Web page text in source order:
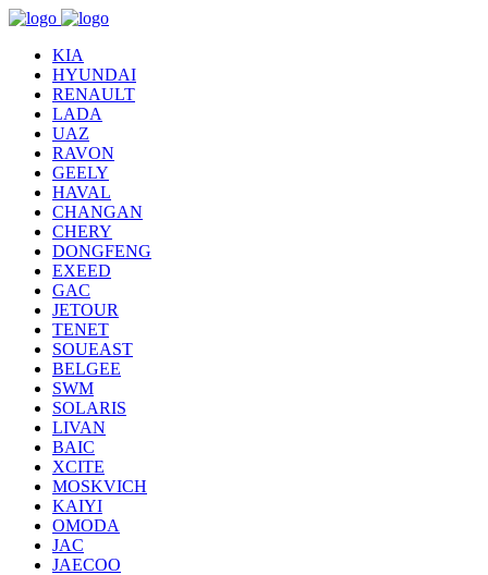
KIA
HYUNDAI
RENAULT
LADA
UAZ
RAVON
GEELY
HAVAL
CHANGAN
CHERY
DONGFENG
EXEED
GAC
JETOUR
TENET
SOUEAST
BELGEE
SWM
SOLARIS
LIVAN
BAIC
XCITE
MOSKVICH
KAIYI
OMODA
JAC
JAECOO